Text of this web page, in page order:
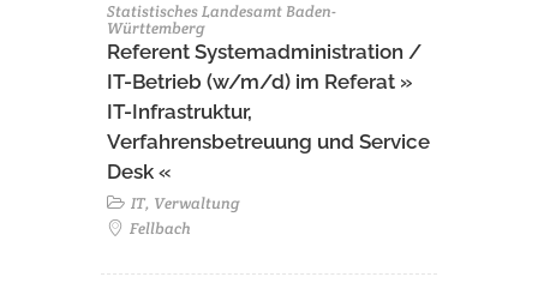
Statistisches Landesamt Baden-
Württemberg
Referent Systemadministration /
IT-Betrieb (w/m/d) im Referat »
IT-Infrastruktur,
Verfahrensbetreuung und Service
Desk «
IT, Verwaltung
Fellbach